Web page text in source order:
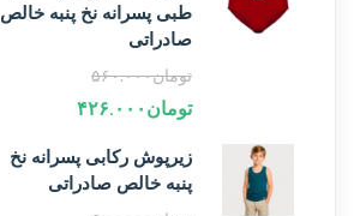
طبی پسرانه نخ پنبه خالص
صادراتی
تومان۵۶۰.۰۰۰
تومان ۴۲۶.۰۰۰
زیرپوش رکابی پسرانه نخ
پنبه خالص صادراتی